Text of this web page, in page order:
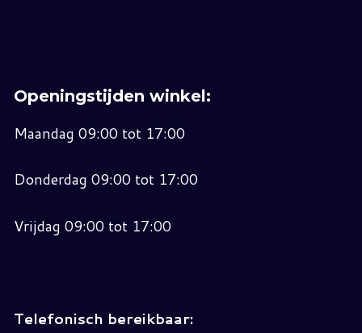
Openingstijden winkel:
Maandag 09:00 tot 17:00
Donderdag 09:00 tot 17:00
Vrijdag 09:00 tot 17:00
Telefonisch bereikbaar: